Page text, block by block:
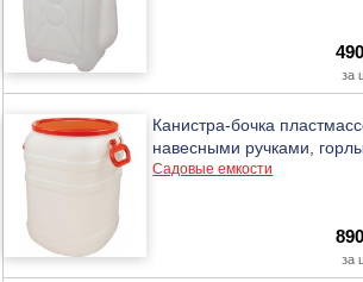
Канистра-бочка
навесными ручками,
Садовые емкости